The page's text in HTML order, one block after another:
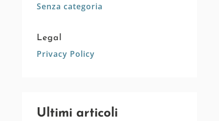
Senza categoria
Legal
Privacy Policy
Ultimi articoli